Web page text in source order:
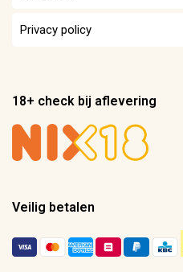
Privacy policy
18+ check bij aflevering
Veilig betalen